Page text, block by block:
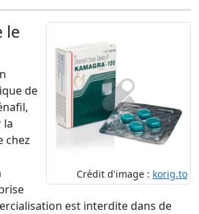
Crédit d'image : korig.to
le
de
la
chez
est interdite dans de